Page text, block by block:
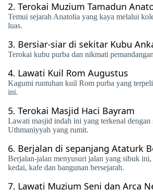
2. Terokai Muzium Tamadun
Temui sejarah Anatolia yang kaya melalui
luas.
3. Bersiar-siar di sekitar Kubu
Terokai kubu purba dan nikmati
4. Lawati Kuil Rom Augustus
Kagumi runtuhan kuil Rom purba yang
ini.
5. Terokai Masjid Haci Bayram
Lawati masjid indah ini yang terkenal dengan
Uthmaniyyah yang rumit.
6. Berjalan di sepanjang Ataturk
Berjalan-jalan menyusuri jalan yang sibuk
kedai, kafe dan bangunan bersejarah.
7. Lawati Muzium Seni dan Arca